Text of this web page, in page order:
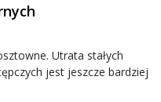
Utrata stałych
jest jeszcze bardziej